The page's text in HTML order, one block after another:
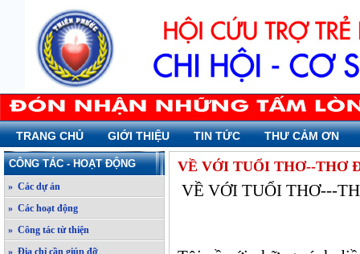
TRANG CHỦ GIỚI THIỆU TIN TỨC THƯ CẢM ƠN
CÔNG TÁC - HOẠT ĐỘNG
» Các dự án
» Các hoạt động
» Công tác từ thiện
» Địa chỉ cần giúp đỡ
VỀ VỚI TUỔI THƠ--THƠ
VỀ VỚI TUỔI THƠ---